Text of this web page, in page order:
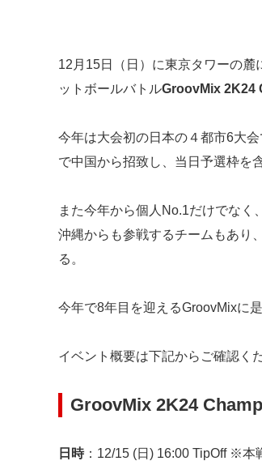
12月15日（日）に東京タワーの
ットボールバトルGroovMix 2K24
今年は大会初の日本の４都市6大
で中国から招致し、当日予選枠を
また今年から個人No.1だけでなく
沖縄からも参戦するチームもあり
る。
今年で8年目を迎えるGroovMixに
イベント概要は下記からご確認く
GroovMix 2K24
日時：12/15 (日) 16:00 TipOff ※本